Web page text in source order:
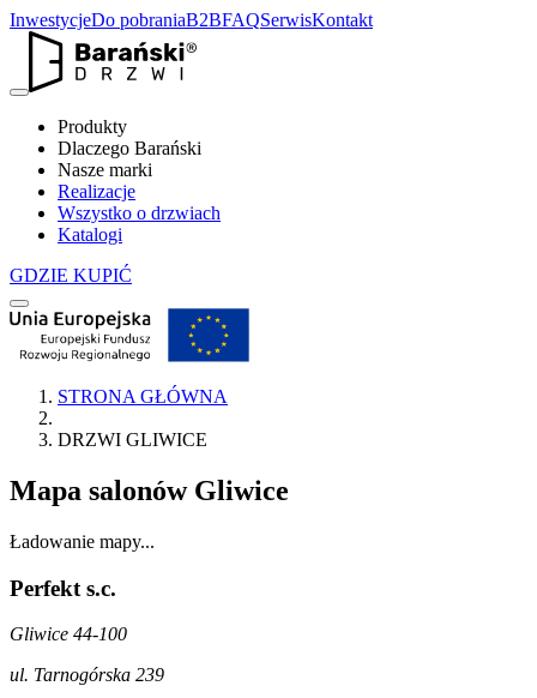
InwestycjeDo pobraniaB2BFAQSerwisKontakt
Produkty
Dlaczego Barański
Nasze marki
Realizacje
Wszystko o drzwiach
Katalogi
GDZIE KUPIĆ
STRONA GŁÓWNA
DRZWI GLIWICE
Mapa salonów Gliwice
Ładowanie mapy...
Perfekt s.c.
Gliwice 44-100
ul. Tarnogórska 239